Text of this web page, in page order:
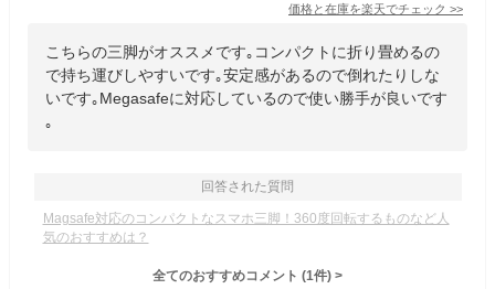
価格と在庫を楽天でチェック >>
こちらの三脚がオススメです｡コンパクトに折り畳めるの
で持ち運びしやすいです｡安定感があるので倒れたりしな
いです｡Megasafeに対応しているので使い勝手が良いです
｡
回答された質問
Magsafe対応のコンパクトなスマホ三脚！360度回転するものなど人
気のおすすめは？
全てのおすすめコメント (1件) >